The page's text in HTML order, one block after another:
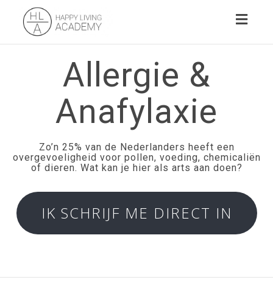
Allergie &
Anafylaxie
Zo’n 25% van de Nederlanders heeft een
overgevoeligheid voor pollen, voeding, chemicaliën
of dieren. Wat kan je hier als arts aan doen?
IK SCHRIJF ME DIRECT IN